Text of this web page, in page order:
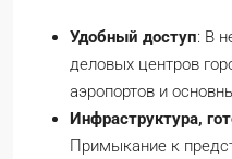
Удобный доступ: В
деловых центров
аэропортов и
Инфраструктура,
Примыкание к